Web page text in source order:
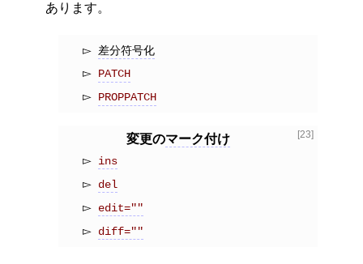
あります。
差分符号化
PATCH
PROPPATCH
[23]
変更のマーク付け
ins
del
edit=""
diff=""